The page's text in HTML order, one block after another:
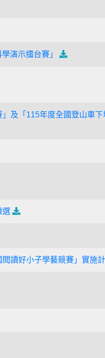
演示擂台賽」
及「115年度全國登山車下
選
讀好小子學藝競賽」實施